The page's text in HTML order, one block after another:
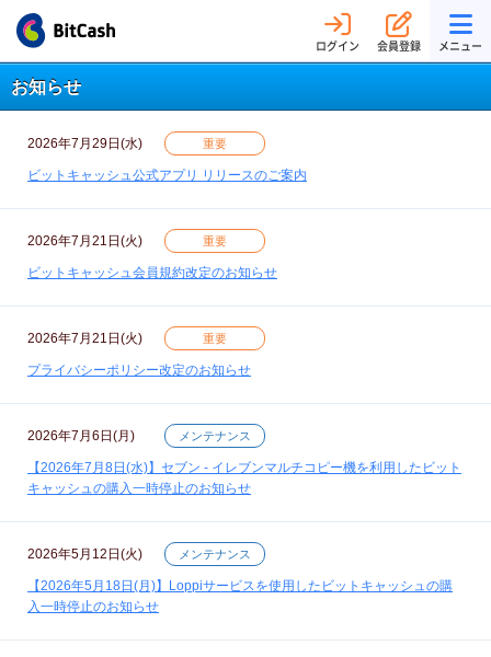
ログイン 会員登録 メニュー
お知らせ
2026年7月29日(水) 重要
ビットキャッシュ公式アプリ リリースのご案内
2026年7月21日(火) 重要
ビットキャッシュ会員規約改定のお知らせ
2026年7月21日(火) 重要
プライバシーポリシー改定のお知らせ
2026年7月6日(月) メンテナンス
【2026年7月8日(水)】セブン - イレブンマルチコピー機を利用したビット
キャッシュの購入一時停止のお知らせ
2026年5月12日(火) メンテナンス
【2026年5月18日(月)】Loppiサービスを使用したビットキャッシュの購
入一時停止のお知らせ